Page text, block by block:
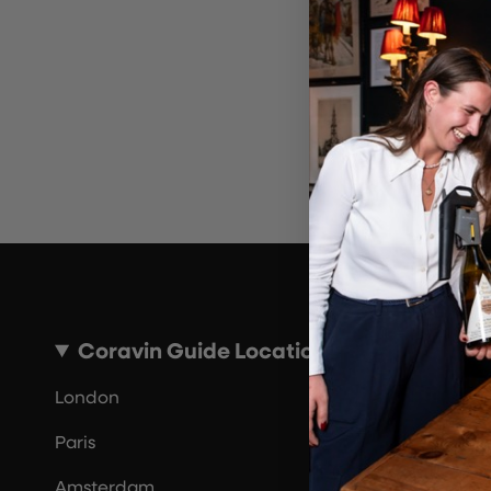
Por
Coravin Guide Locations
London
Paris
Amsterdam